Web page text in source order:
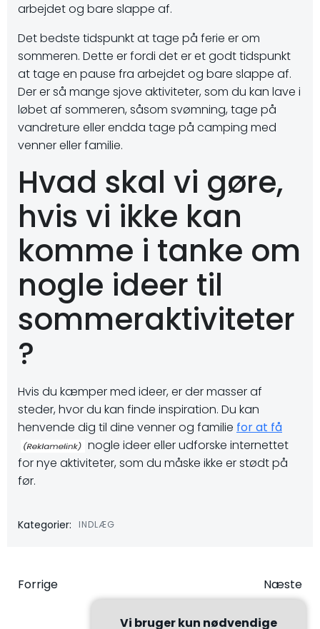
arbejdet og bare slappe af.
Det bedste tidspunkt at tage på ferie er om
sommeren. Dette er fordi det er et godt tidspunkt
at tage en pause fra arbejdet og bare slappe af.
Der er så mange sjove aktiviteter, som du kan lave i
løbet af sommeren, såsom svømning, tage på
vandreture eller endda tage på camping med
venner eller familie.
Hvad skal vi gøre,
hvis vi ikke kan
komme i tanke om
nogle ideer til
sommeraktiviteter
?
Hvis du kæmper med ideer, er der masser af
steder, hvor du kan finde inspiration. Du kan
henvende dig til dine venner og familie for at få
nogle ideer eller udforske internettet
for nye aktiviteter, som du måske ikke er stødt på
før.
Kategorier: INDLÆG
Indlægsnavigation
Forrige Næste
Vi bruger kun nødvendige